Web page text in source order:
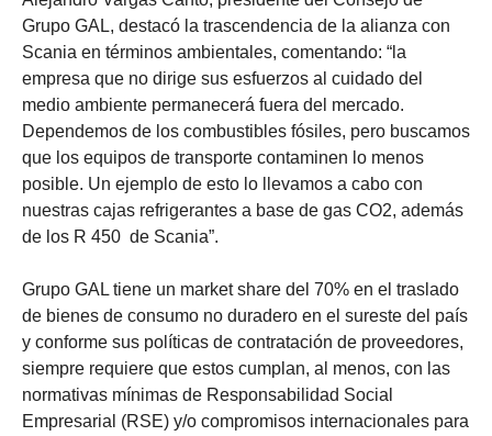
Grupo GAL, destacó la trascendencia de la alianza con
Scania en términos ambientales, comentando: “la
empresa que no dirige sus esfuerzos al cuidado del
medio ambiente permanecerá fuera del mercado.
Dependemos de los combustibles fósiles, pero buscamos
que los equipos de transporte contaminen lo menos
posible. Un ejemplo de esto lo llevamos a cabo con
nuestras cajas refrigerantes a base de gas CO2, además
de los R 450 de Scania”.
Grupo GAL tiene un market share del 70% en el traslado
de bienes de consumo no duradero en el sureste del país
y conforme sus políticas de contratación de proveedores,
siempre requiere que estos cumplan, al menos, con las
normativas mínimas de Responsabilidad Social
Empresarial (RSE) y/o compromisos internacionales para